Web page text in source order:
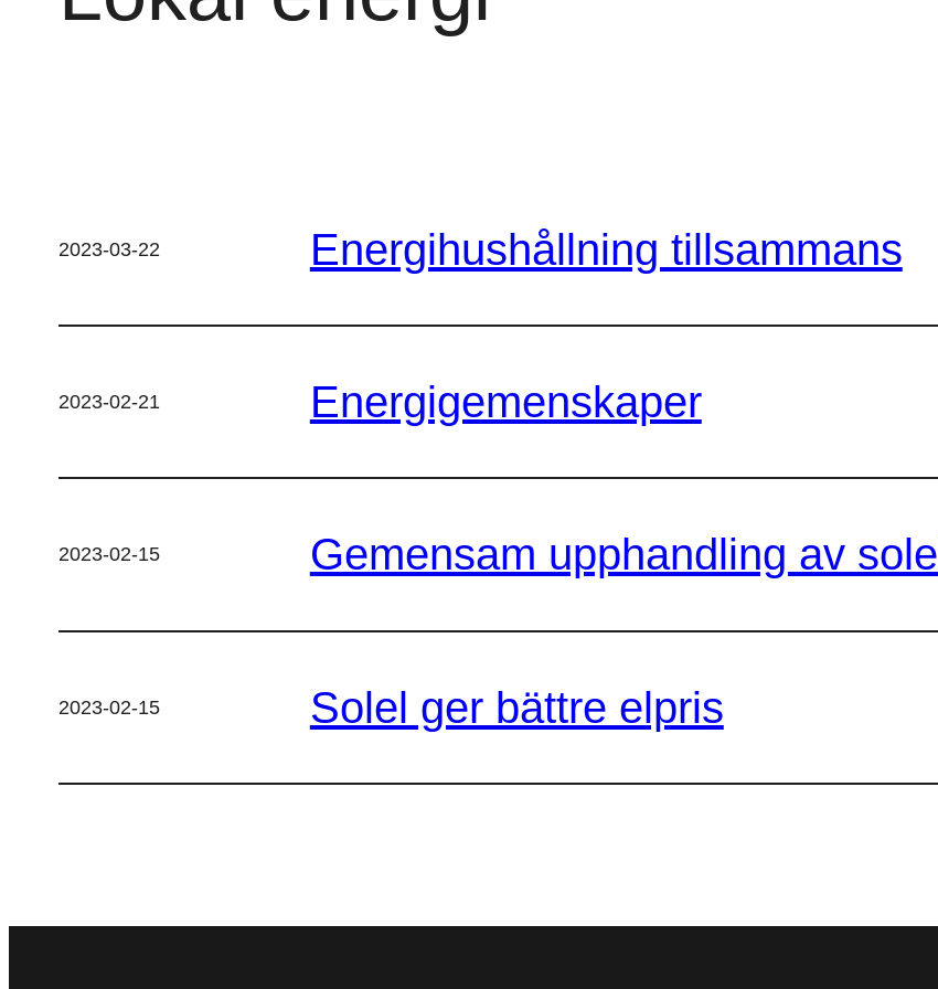
2023-03-22 Energihushållning tillsammans
2023-02-21 Energigemenskaper
2023-02-15 Gemensam upphandling av solel
2023-02-15 Solel ger bättre elpris